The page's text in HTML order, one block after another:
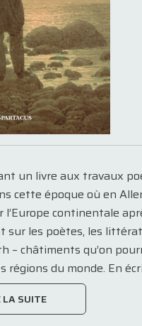
un livre aux travaux
cette époque où en
continentale
sur les poètes, les
– châtiments qu’on
régions du monde. En
LA SUITE